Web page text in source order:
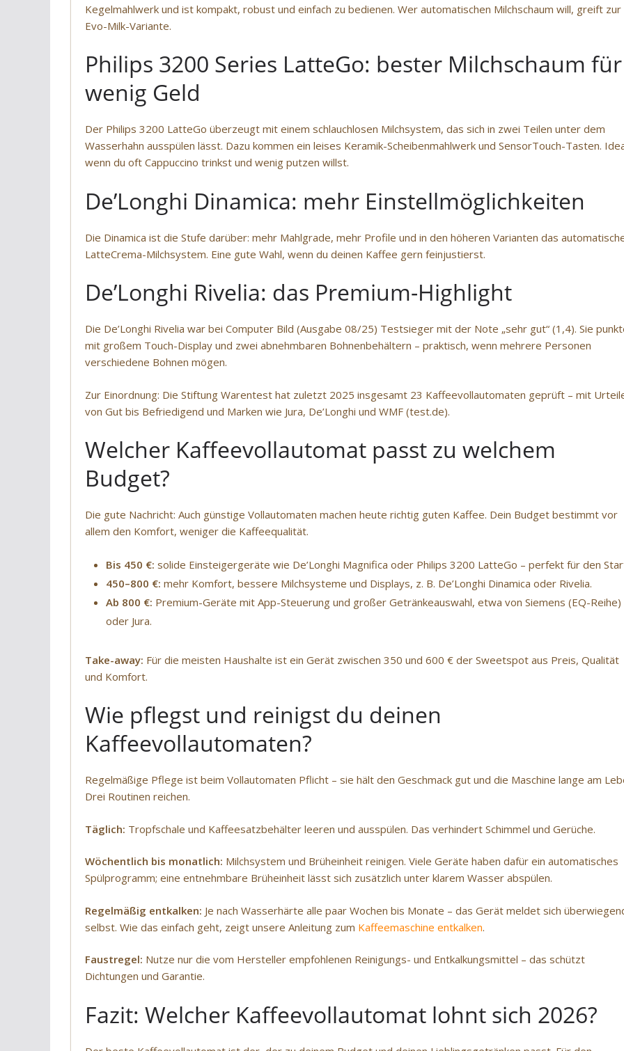
Kegelmahlwerk und ist kompakt, robust und einfach zu bedienen. Wer automatischen Milchschaum will, greift zur
Evo-Milk-Variante.
Philips 3200 Series LatteGo: bester Milchschaum für
wenig Geld
Der Philips 3200 LatteGo überzeugt mit einem schlauchlosen Milchsystem, das sich in zwei Teilen unter dem
Wasserhahn ausspülen lässt. Dazu kommen ein leises Keramik-Scheibenmahlwerk und SensorTouch-Tasten.
wenn du oft Cappuccino trinkst und wenig putzen willst.
De’Longhi Dinamica: mehr Einstellmöglichkeiten
Die Dinamica ist die Stufe darüber: mehr Mahlgrade, mehr Profile und in den höheren Varianten das
LatteCrema-Milchsystem. Eine gute Wahl, wenn du deinen Kaffee gern feinjustierst.
De’Longhi Rivelia: das Premium-Highlight
Die De’Longhi Rivelia war bei Computer Bild (Ausgabe 08/25) Testsieger mit der Note „sehr gut“ (1,4). Sie
mit großem Touch-Display und zwei abnehmbaren Bohnenbehältern – praktisch, wenn mehrere Personen
verschiedene Bohnen mögen.
Zur Einordnung: Die Stiftung Warentest hat zuletzt 2025 insgesamt 23 Kaffeevollautomaten geprüft – mit
von Gut bis Befriedigend und Marken wie Jura, De’Longhi und WMF (test.de).
Welcher Kaffeevollautomat passt zu welchem
Budget?
Die gute Nachricht: Auch günstige Vollautomaten machen heute richtig guten Kaffee. Dein Budget bestimmt vor
allem den Komfort, weniger die Kaffeequalität.
Bis 450 €: solide Einsteigergeräte wie De’Longhi Magnifica oder Philips 3200 LatteGo – perfekt für den
450–800 €: mehr Komfort, bessere Milchsysteme und Displays, z. B. De’Longhi Dinamica oder Rivelia.
Ab 800 €: Premium-Geräte mit App-Steuerung und großer Getränkeauswahl, etwa von Siemens (EQ-Reihe)
oder Jura.
Take-away: Für die meisten Haushalte ist ein Gerät zwischen 350 und 600 € der Sweetspot aus Preis, Qualität
und Komfort.
Wie pflegst und reinigst du deinen
Kaffeevollautomaten?
Regelmäßige Pflege ist beim Vollautomaten Pflicht – sie hält den Geschmack gut und die Maschine lange am
Drei Routinen reichen.
Täglich: Tropfschale und Kaffeesatzbehälter leeren und ausspülen. Das verhindert Schimmel und Gerüche.
Wöchentlich bis monatlich: Milchsystem und Brüheinheit reinigen. Viele Geräte haben dafür ein automatisches
Spülprogramm; eine entnehmbare Brüheinheit lässt sich zusätzlich unter klarem Wasser abspülen.
Regelmäßig entkalken: Je nach Wasserhärte alle paar Wochen bis Monate – das Gerät meldet sich
selbst. Wie das einfach geht, zeigt unsere Anleitung zum Kaffeemaschine entkalken.
Faustregel: Nutze nur die vom Hersteller empfohlenen Reinigungs- und Entkalkungsmittel – das schützt
Dichtungen und Garantie.
Fazit: Welcher Kaffeevollautomat lohnt sich 2026?